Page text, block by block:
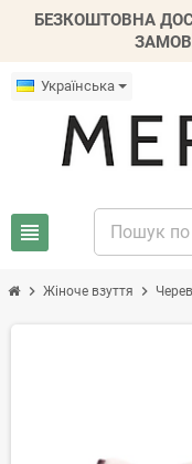
БЕЗКОШТОВНА
Українська
view_headline
chevron_right Жіноче взуття chevron_right